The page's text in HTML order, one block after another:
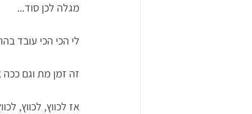
מגלה לכן סוד...
לי הכי הכי עובד
זה זמן מת וגם
אז לכווץ, לכווץ,